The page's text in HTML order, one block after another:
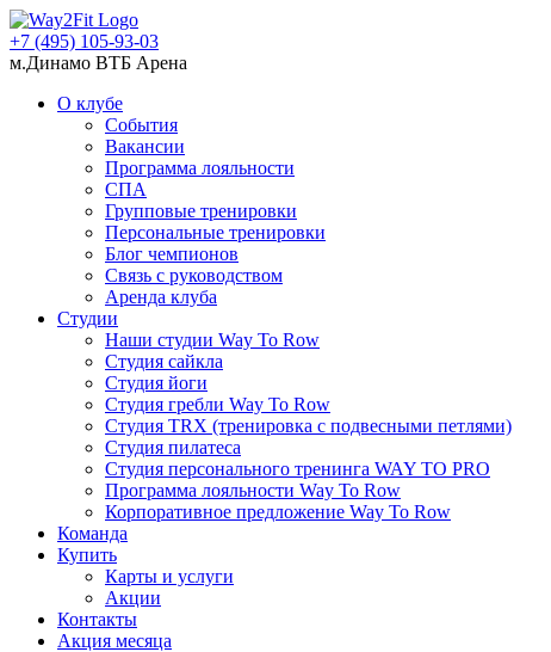
+7 (495) 105-93-03
м.Динамо ВТБ Арена
О клубе
События
Вакансии
Программа лояльности
СПА
Групповые тренировки
Персональные тренировки
Блог чемпионов
Связь с руководством
Аренда клуба
Студии
Наши студии Way To Row
Студия сайкла
Студия йоги
Студия гребли Way To Row
Студия TRX (тренировка с подвесными петлями)
Студия пилатеса
Студия персонального тренинга WAY TO PRO
Программа лояльности Way To Row
Корпоративное предложение Way To Row
Команда
Купить
Карты и услуги
Акции
Контакты
Акция месяца